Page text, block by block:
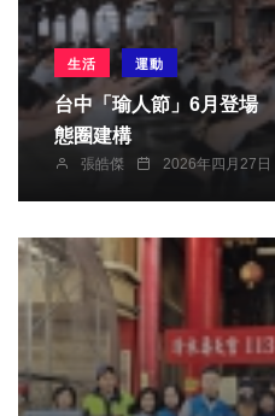
生活 運動
台中「瑜人節」6月登場
態圈建構
張皓傑 2026年四月27日